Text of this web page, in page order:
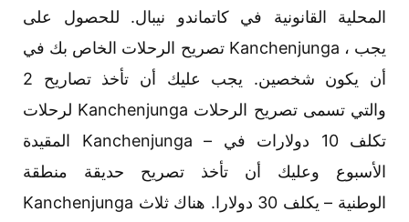
المحلية القانونية في كاتماندو نيبال. للحصول على
تصريح الرحلات الخاص بك في Kanchenjunga ، يجب
أن يكون شخصين. يجب عليك أن تأخذ تصاريح 2
لرحلات Kanchenjunga والتي تسمى تصريح الرحلات
المقيدة Kanchenjunga – تكلف 10 دولارات في
الأسبوع وعليك أن تأخذ تصريح حديقة منطقة
Kanchenjunga الوطنية – يكلف 30 دولارا. هناك ثلاث